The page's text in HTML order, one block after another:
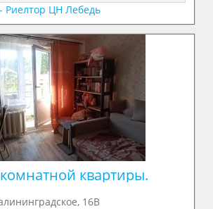
Риелтор ЦН Лебедь
квартиры.
16В